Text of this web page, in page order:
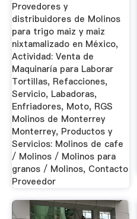
Provedores y
distribuidores de Molinos
para trigo maiz y maiz
nixtamalizado en México,
Actividad: Venta de
Maquinaría para Laborar
Tortillas, Refacciones,
Servicio, Labadoras,
Enfriadores, Moto, RGS
Molinos de Monterrey
Monterrey, Productos y
Servicios: Molinos de cafe
/ Molinos / Molinos para
granos / Molinos, Contacto
Proveedor